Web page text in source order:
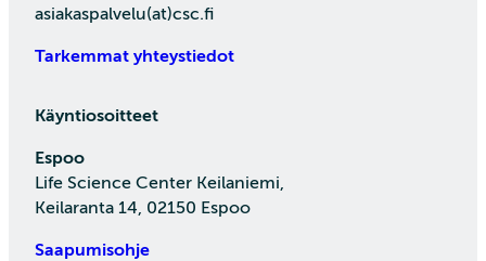
asiakaspalvelu(at)csc.fi
Tarkemmat yhteystiedot
Käyntiosoitteet
Espoo
Life Science Center Keilaniemi,
Keilaranta 14, 02150 Espoo
Saapumisohje